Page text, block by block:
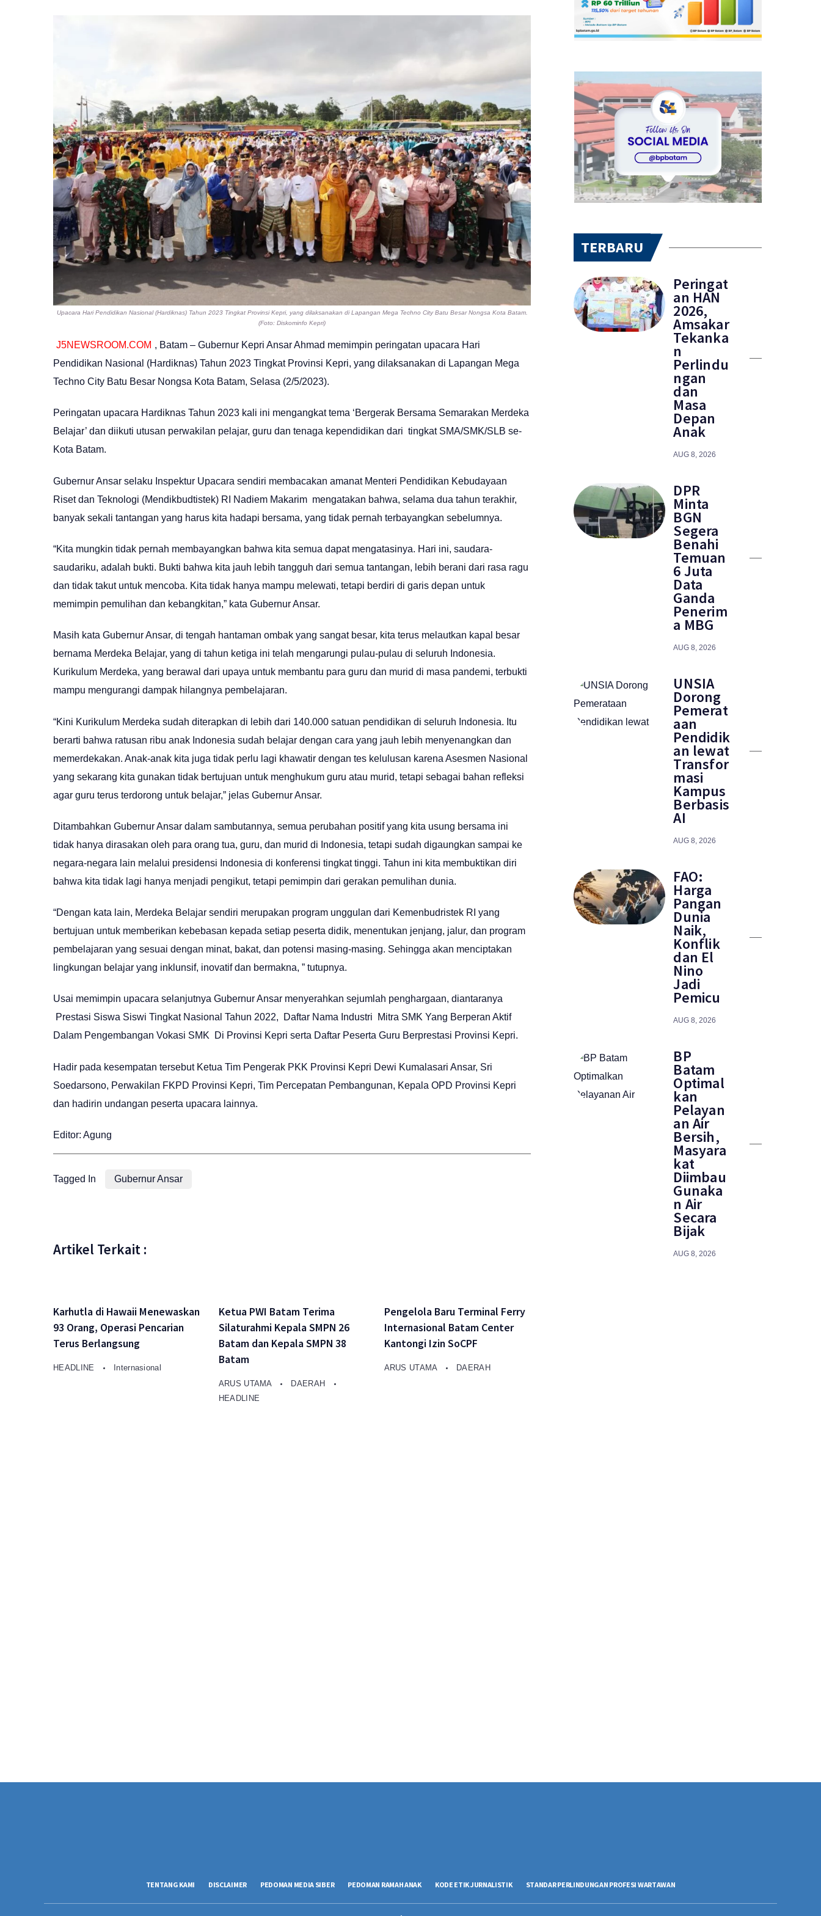
Upacara Hari Pendidikan Nasional (Hardiknas) Tahun 2023 Tingkat Provinsi Kepri, yang dilaksanakan di Lapangan Mega Techno City Batu Besar Nongsa Kota Batam.
(Foto: Diskominfo Kepri)
J5NEWSROOM.COM , Batam – Gubernur Kepri Ansar Ahmad memimpin peringatan upacara Hari
Pendidikan Nasional (Hardiknas) Tahun 2023 Tingkat Provinsi Kepri, yang dilaksanakan di Lapangan Mega
Techno City Batu Besar Nongsa Kota Batam, Selasa (2/5/2023).
Peringatan upacara Hardiknas Tahun 2023 kali ini mengangkat tema ‘Bergerak Bersama Semarakan Merdeka
Belajar’ dan diikuti utusan perwakilan pelajar, guru dan tenaga kependidikan dari tingkat SMA/SMK/SLB se-
Kota Batam.
Gubernur Ansar selaku Inspektur Upacara sendiri membacakan amanat Menteri Pendidikan Kebudayaan
Riset dan Teknologi (Mendikbudtistek) RI Nadiem Makarim mengatakan bahwa, selama dua tahun terakhir,
banyak sekali tantangan yang harus kita hadapi bersama, yang tidak pernah terbayangkan sebelumnya.
“Kita mungkin tidak pernah membayangkan bahwa kita semua dapat mengatasinya. Hari ini, saudara-
saudariku, adalah bukti. Bukti bahwa kita jauh lebih tangguh dari semua tantangan, lebih berani dari rasa ragu
dan tidak takut untuk mencoba. Kita tidak hanya mampu melewati, tetapi berdiri di garis depan untuk
memimpin pemulihan dan kebangkitan,” kata Gubernur Ansar.
Masih kata Gubernur Ansar, di tengah hantaman ombak yang sangat besar, kita terus melautkan kapal besar
bernama Merdeka Belajar, yang di tahun ketiga ini telah mengarungi pulau-pulau di seluruh Indonesia.
Kurikulum Merdeka, yang berawal dari upaya untuk membantu para guru dan murid di masa pandemi, terbukti
mampu mengurangi dampak hilangnya pembelajaran.
“Kini Kurikulum Merdeka sudah diterapkan di lebih dari 140.000 satuan pendidikan di seluruh Indonesia. Itu
berarti bahwa ratusan ribu anak Indonesia sudah belajar dengan cara yang jauh lebih menyenangkan dan
memerdekakan. Anak-anak kita juga tidak perlu lagi khawatir dengan tes kelulusan karena Asesmen Nasional
yang sekarang kita gunakan tidak bertujuan untuk menghukum guru atau murid, tetapi sebagai bahan refleksi
agar guru terus terdorong untuk belajar,” jelas Gubernur Ansar.
Ditambahkan Gubernur Ansar dalam sambutannya, semua perubahan positif yang kita usung bersama ini
tidak hanya dirasakan oleh para orang tua, guru, dan murid di Indonesia, tetapi sudah digaungkan sampai ke
negara-negara lain melalui presidensi Indonesia di konferensi tingkat tinggi. Tahun ini kita membuktikan diri
bahwa kita tidak lagi hanya menjadi pengikut, tetapi pemimpin dari gerakan pemulihan dunia.
“Dengan kata lain, Merdeka Belajar sendiri merupakan program unggulan dari Kemenbudristek RI yang
bertujuan untuk memberikan kebebasan kepada setiap peserta didik, menentukan jenjang, jalur, dan program
pembelajaran yang sesuai dengan minat, bakat, dan potensi masing-masing. Sehingga akan menciptakan
lingkungan belajar yang inklunsif, inovatif dan bermakna, ” tutupnya.
Usai memimpin upacara selanjutnya Gubernur Ansar menyerahkan sejumlah penghargaan, diantaranya
Prestasi Siswa Siswi Tingkat Nasional Tahun 2022, Daftar Nama Industri Mitra SMK Yang Berperan Aktif
Dalam Pengembangan Vokasi SMK Di Provinsi Kepri serta Daftar Peserta Guru Berprestasi Provinsi Kepri.
Hadir pada kesempatan tersebut Ketua Tim Pengerak PKK Provinsi Kepri Dewi Kumalasari Ansar, Sri
Soedarsono, Perwakilan FKPD Provinsi Kepri, Tim Percepatan Pembangunan, Kepala OPD Provinsi Kepri
dan hadirin undangan peserta upacara lainnya.
Editor: Agung
Tagged In Gubernur Ansar
Artikel Terkait :
Karhutla di Hawaii Menewaskan
93 Orang, Operasi Pencarian
Terus Berlangsung
HEADLINE Internasional
Ketua PWI Batam Terima
Silaturahmi Kepala SMPN 26
Batam dan Kepala SMPN 38
Batam
ARUS UTAMA
DAERAH
HEADLINE
Pengelola Baru Terminal Ferry
Internasional Batam Center
Kantongi Izin SoCPF
ARUS UTAMA DAERAH
TERBARU
Peringat
an HAN
2026,
Amsakar
Tekanka
n
Perlindu
ngan
dan
Masa
Depan
Anak
AUG 8, 2026
DPR
Minta
BGN
Segera
Benahi
Temuan
6 Juta
Data
Ganda
Penerim
a MBG
AUG 8, 2026
UNSIA
Dorong
Pemerat
aan
Pendidik
an lewat
Transfor
masi
Kampus
Berbasis
AI
AUG 8, 2026
FAO:
Harga
Pangan
Dunia
Naik,
Konflik
dan El
Nino
Jadi
Pemicu
AUG 8, 2026
BP
Batam
Optimal
kan
Pelayan
an Air
Bersih,
Masyara
kat
Diimbau
Gunaka
n Air
Secara
Bijak
AUG 8, 2026
TENTANG KAMI DISCLAIMER PEDOMAN MEDIA SIBER PEDOMAN RAMAH ANAK KODE ETIK JURNALISTIK STANDAR PERLINDUNGAN PROFESI WARTAWAN